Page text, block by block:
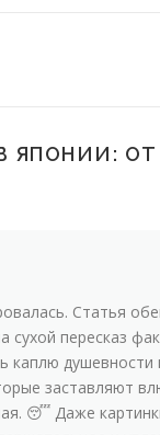
ЯПОНИИ:
Статья
сухой пересказ
каплю душевности
заставляют
😴 Даже